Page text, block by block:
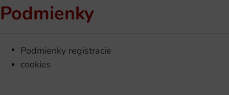
Podmienky
Podmienky registracie
cookies